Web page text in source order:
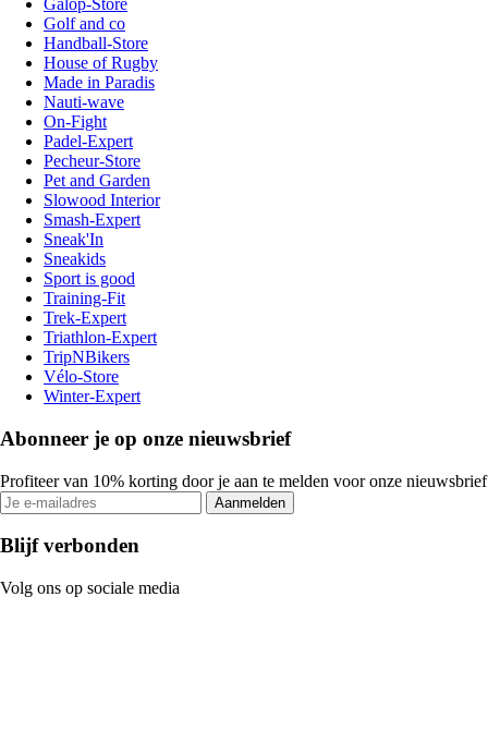
Galop-Store
Golf and co
Handball-Store
House of Rugby
Made in Paradis
Nauti-wave
On-Fight
Padel-Expert
Pecheur-Store
Pet and Garden
Slowood Interior
Smash-Expert
Sneak'In
Sneakids
Sport is good
Training-Fit
Trek-Expert
Triathlon-Expert
TripNBikers
Vélo-Store
Winter-Expert
Abonneer je op onze nieuwsbrief
Profiteer van 10% korting door je aan te melden voor onze nieuwsbrief
Aanmelden
Blijf verbonden
Volg ons op sociale media